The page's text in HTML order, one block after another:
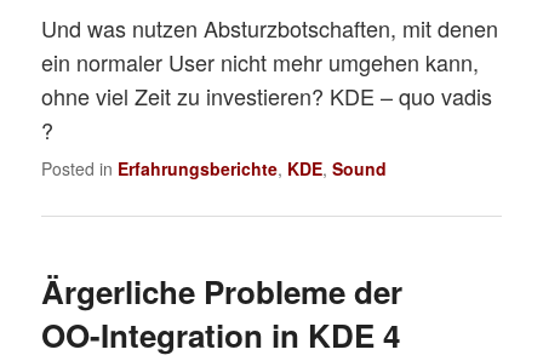
Und was nutzen Absturzbotschaften, mit denen
ein normaler User nicht mehr umgehen kann,
ohne viel Zeit zu investieren? KDE – quo vadis
?
Posted in Erfahrungsberichte, KDE,Sound
Ärgerliche Probleme der
OO-Integration in KDE 4